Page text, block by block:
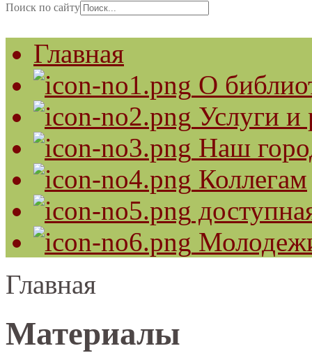
Поиск по сайту
Главная
О
Услуги и
Наш
Коллегам
Главная
Материалы